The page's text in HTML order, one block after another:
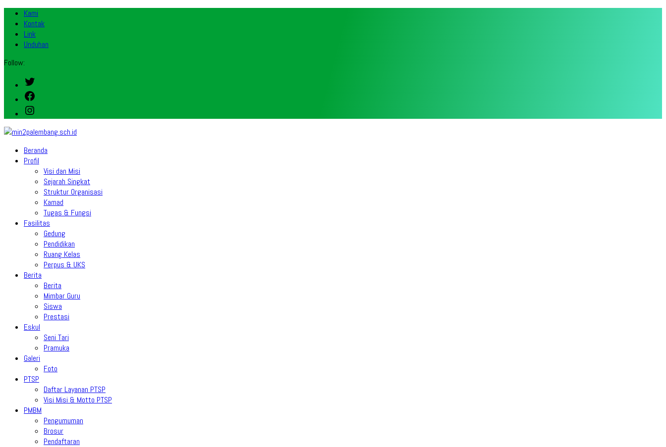
Kami
Kontak
Link
Unduhan
Follow:
Twitter
Facebook
Instagram
Beranda
Profil
Visi dan Misi
Sejarah Singkat
Struktur Organisasi
Kamad
Tugas & Fungsi
Fasilitas
Gedung
Pendidikan
Ruang Kelas
Perpus & UKS
Berita
Berita
Mimbar Guru
Siswa
Prestasi
Eskul
Seni Tari
Pramuka
Galeri
Foto
PTSP
Daftar Layanan PTSP
Visi Misi & Motto PTSP
PMBM
Pengumuman
Brosur
Pendaftaran